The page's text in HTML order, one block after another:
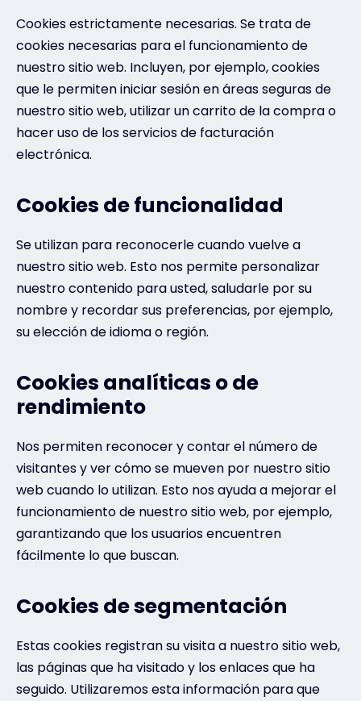
Cookies estrictamente necesarias. Se trata de
cookies necesarias para el funcionamiento de
nuestro sitio web. Incluyen, por ejemplo, cookies
que le permiten iniciar sesión en áreas seguras de
nuestro sitio web, utilizar un carrito de la compra o
hacer uso de los servicios de facturación
electrónica.
Cookies de funcionalidad
Se utilizan para reconocerle cuando vuelve a
nuestro sitio web. Esto nos permite personalizar
nuestro contenido para usted, saludarle por su
nombre y recordar sus preferencias, por ejemplo,
su elección de idioma o región.
Cookies analíticas o de
rendimiento
Nos permiten reconocer y contar el número de
visitantes y ver cómo se mueven por nuestro sitio
web cuando lo utilizan. Esto nos ayuda a mejorar el
funcionamiento de nuestro sitio web, por ejemplo,
garantizando que los usuarios encuentren
fácilmente lo que buscan.
Cookies de segmentación
Estas cookies registran su visita a nuestro sitio web,
las páginas que ha visitado y los enlaces que ha
seguido. Utilizaremos esta información para que